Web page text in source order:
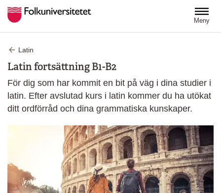
Meny
Latin
Latin fortsättning B1-B2
För dig som har kommit en bit på väg i dina studier i
latin. Efter avslutad kurs i latin kommer du ha utökat
ditt ordförråd och dina grammatiska kunskaper.